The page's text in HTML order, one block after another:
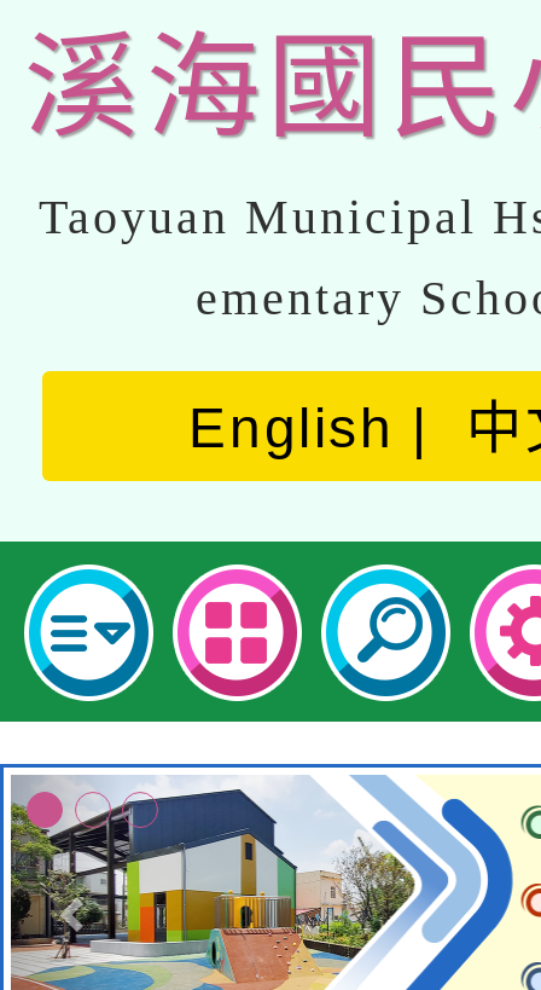
溪海國民
Taoyuan Municipal
ementary
English 中